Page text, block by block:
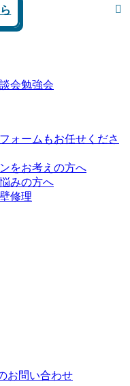
ォームもお任せくださ
をお考えの方へ
みの方へ
修理